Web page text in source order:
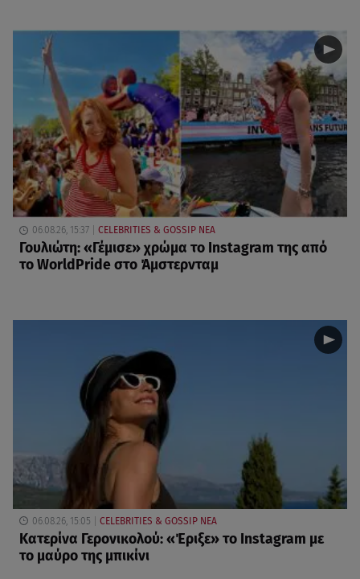
06.08.26, 15:37 CELEBRITIES & GOSSIP ΝΕΑ
Γουλιώτη: «Γέμισε» χρώμα το Instagram της από
το WorldPride στο Άμστερνταμ
06.08.26, 15:05 CELEBRITIES & GOSSIP ΝΕΑ
Κατερίνα Γερονικολού: «Έριξε» το Instagram με
το μαύρο της μπικίνι